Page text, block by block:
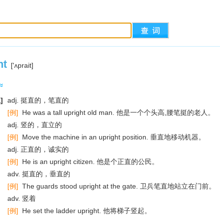
['ʌprait]
adj. 挺直的，笔直的
[例] He was a tall upright old man. 他是一个个头高,腰笔挺的老人。
adj. 竖的，直立的
[例] Move the machine in an upright position. 垂直地移动机器。
adj. 正直的，诚实的
[例] He is an upright citizen. 他是个正直的公民。
adv. 挺直的，垂直的
[例] The guards stood upright at the gate. 卫兵笔直地站立在门前。
adv. 竖着
[例] He set the ladder upright. 他将梯子竖起。